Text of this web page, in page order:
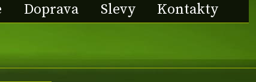
Doprava Slevy Kontakty